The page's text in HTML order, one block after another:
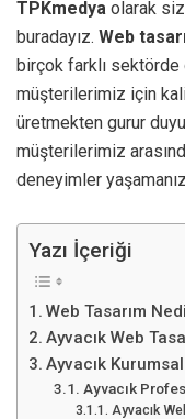
TPKmedya olarak
buradayız. Web
birçok farklı sektörde
müşterilerimiz için
üretmekten gurur
müşterilerimiz
deneyimler
Yazı İçeriği
Web Tasarım
Ayvacık Web
Ayvacık
Ayvacık
Ayvacık